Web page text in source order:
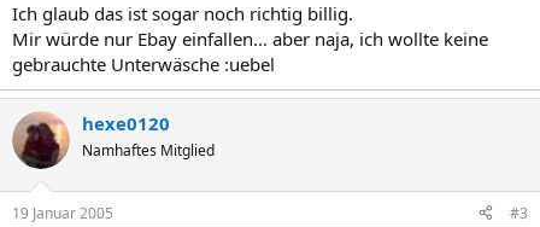
Ich glaub das ist sogar noch richtig billig.
Mir würde nur Ebay einfallen... aber naja, ich wollte keine
gebrauchte Unterwäsche :uebel
hexe0120
Namhaftes Mitglied
19 Januar 2005 #3